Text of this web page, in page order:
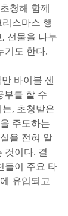
청해 함께
스마스 행
선물을 나누
기도 한다.
바이블 센
부를 할 수
, 초청받은
주도하는
을 전혀 알
것이다. 결
들이 주요 타
유입되고